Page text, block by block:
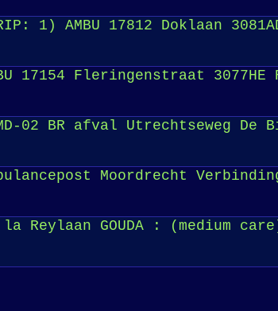
1) AMBU 17812 Doklaan
17154 Fleringenstraat 3077HE
02 BR afval Utrechtseweg De
Moordrecht
Reylaan GOUDA : (medium